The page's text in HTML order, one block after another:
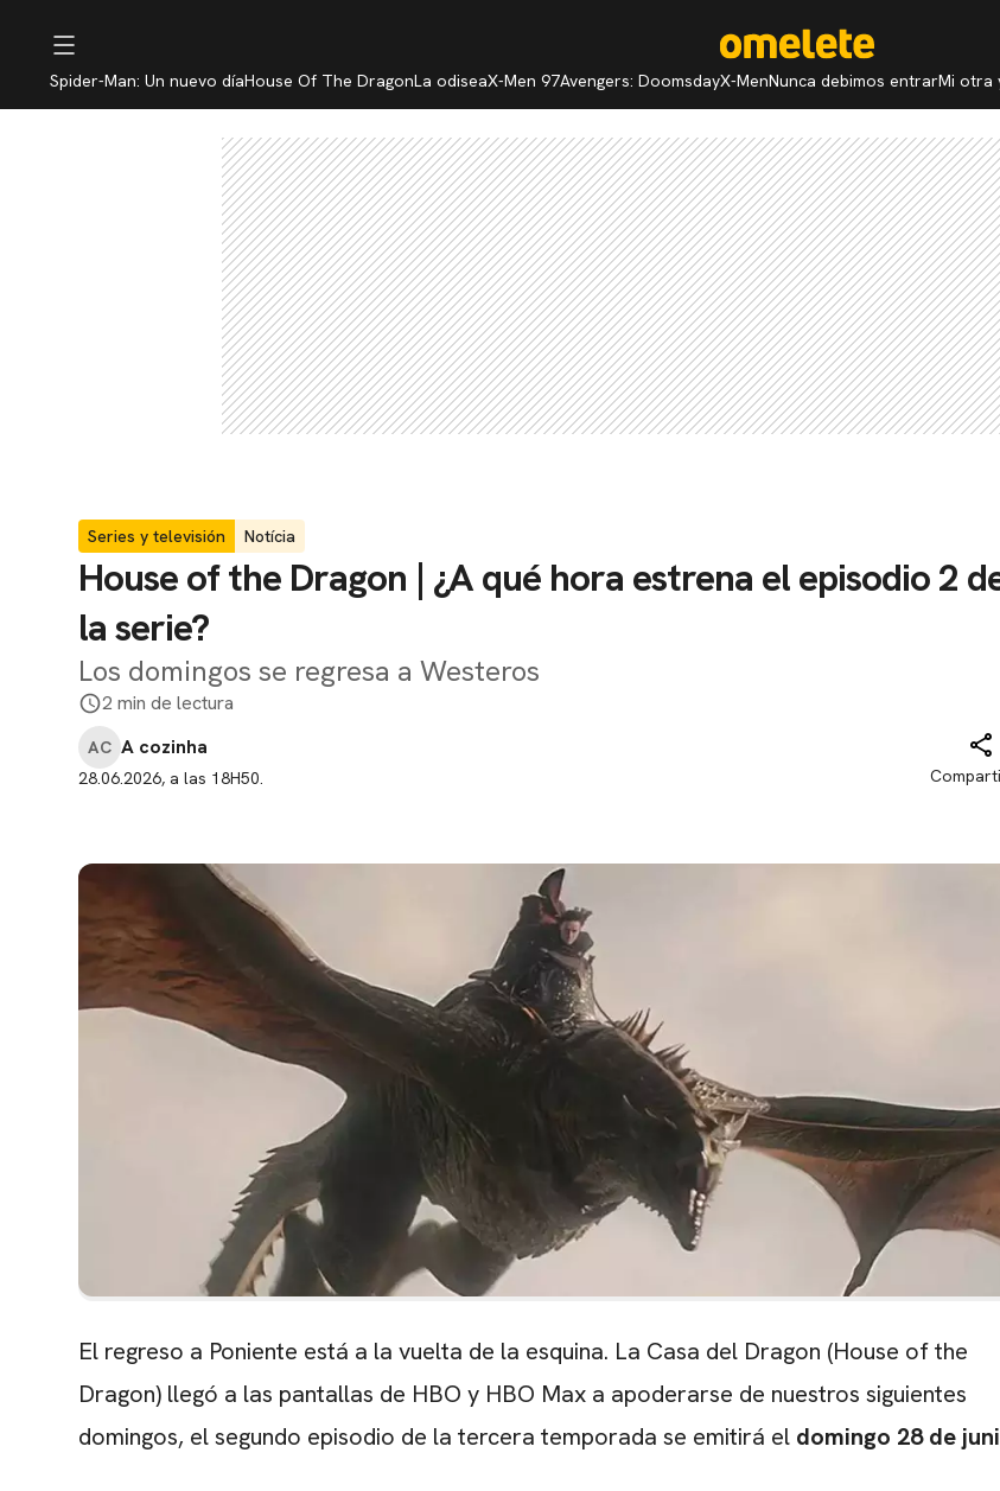
Spider-Man: Un nuevo díaHouse Of The DragonLa odiseaX-Men 97Avengers: DoomsdayX-MenNunca debimos entrarMi otra
Series y televisión Notícia
House of the Dragon | ¿A qué hora estrena el episodio 2
la serie?
Los domingos se regresa a Westeros
2 min de lectura
AC A cozinha
28.06.2026, a las 18H50.
El regreso a Poniente está a la vuelta de la esquina. La Casa del Dragon (House of the
Dragon) llegó a las pantallas de HBO y HBO Max a apoderarse de nuestros siguientes
domingos, el segundo episodio de la tercera temporada se emitirá el domingo 28 de